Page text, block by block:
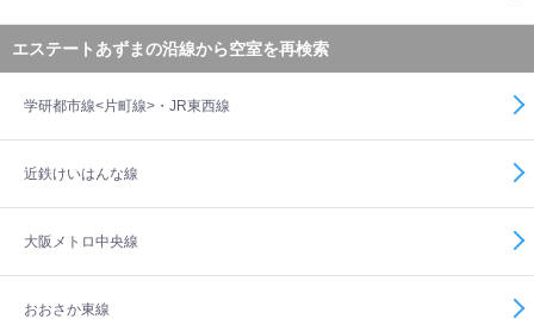
エステートあずまの沿線から空室を再検索
学研都市線<片町線>・JR東西線
近鉄けいはんな線
大阪メトロ中央線
おおさか東線